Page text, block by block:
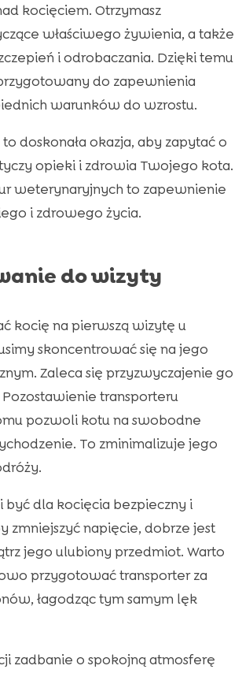
kocięciem. Otrzymasz
właściwego żywienia, a także
i odrobaczania. Dzięki temu
do zapewnienia
warunków do wzrostu.
doskonała okazja, aby zapytać o
opieki i zdrowia Twojego kota.
weterynaryjnych to zapewnienie
i zdrowego życia.
do wizyty
kocię na pierwszą wizytę u
skoncentrować się na jego
Zaleca się przyzwyczajenie go
transporteru
pozwoli kotu na swobodne
To zminimalizuje jego
być dla kocięcia bezpieczny i
zmniejszyć napięcie, dobrze jest
jego ulubiony przedmiot. Warto
przygotować transporter za
łagodząc tym samym lęk
zadbanie o spokojną atmosferę